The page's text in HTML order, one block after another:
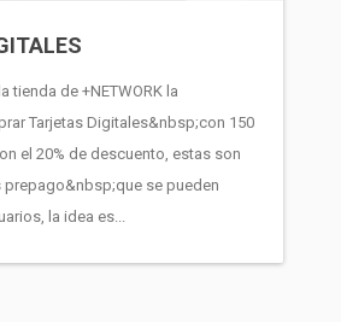
tienda de +NETWORK la
Tarjetas Digitales&nbsp;con 150
el 20% de descuento, estas son
se pueden
la idea es...